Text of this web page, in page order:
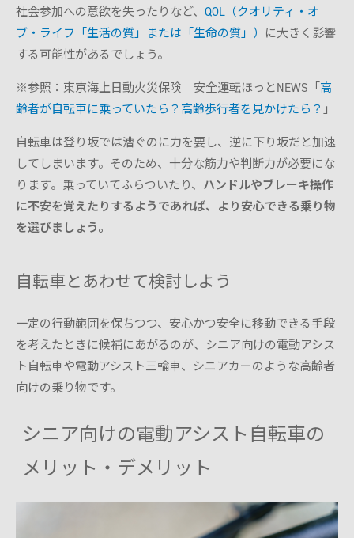
社会参加への意欲を失ったりなど、 QOL（クオリティ・オ
ブ・ライフ「生活の質」または「生命の質」） に大きく影響
する可能性があるでしょう。
※参照：東京海上日動火災保険 安全運転ほっとNEWS「 高
齢者が自転車に乗っていたら？高齢歩行者を見かけたら？ 」
自転車は登り坂では漕ぐのに力を要し、逆に下り坂だと加速
してしまいます。そのため、十分な筋力や判断力が必要にな
ります。乗っていてふらついたり、 ハンドルやブレーキ操作
に不安を覚えたりするようであれば、より安心できる乗り物
を選びましょう。
自転車とあわせて検討しよう
一定の行動範囲を保ちつつ、安心かつ安全に移動できる手段
を考えたときに候補にあがるのが、シニア向けの電動アシス
ト自転車や電動アシスト三輪車、シニアカーのような高齢者
向けの乗り物です。
シニア向けの電動アシスト自転車の
メリット・デメリット